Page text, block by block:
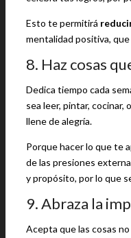
Esto te permitirá
mentalidad positiva,
8. Haz cosas
Dedica tiempo cada
sea leer, pintar,
llene de alegría.
Porque hacer lo que te
de las presiones
y propósito, por lo que
9. Abraza la
Acepta que las cosas